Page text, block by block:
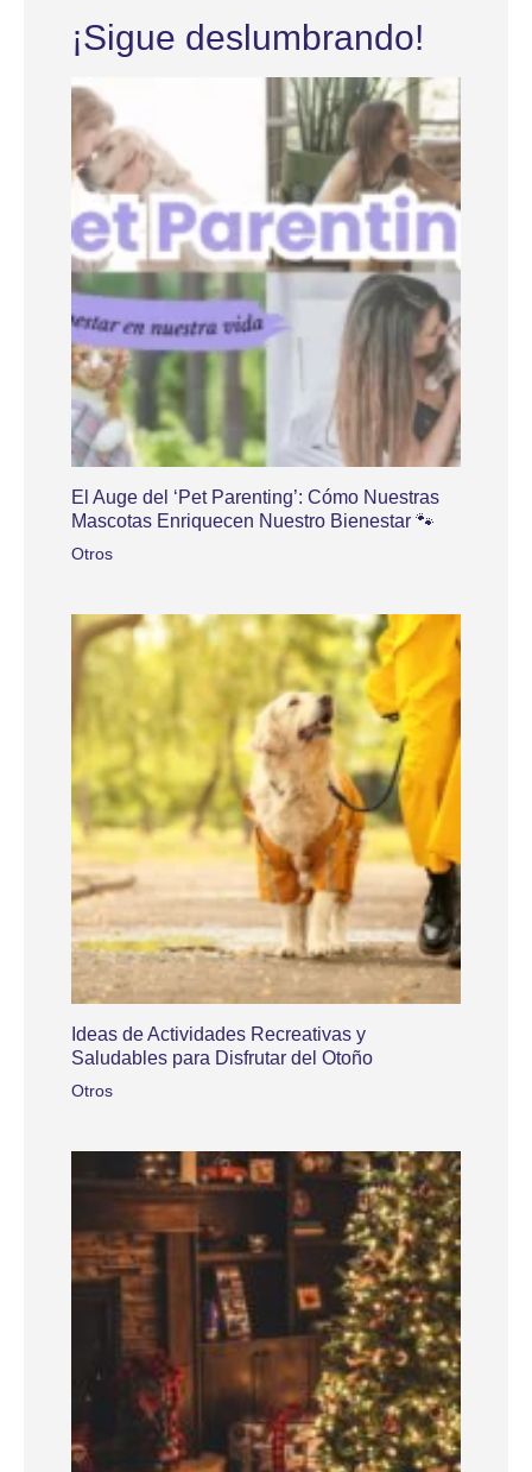
¡Sigue deslumbrando!
El Auge del ‘Pet Parenting’: Cómo Nuestras
Mascotas Enriquecen Nuestro Bienestar 🐾
Otros
Ideas de Actividades Recreativas y
Saludables para Disfrutar del Otoño
Otros